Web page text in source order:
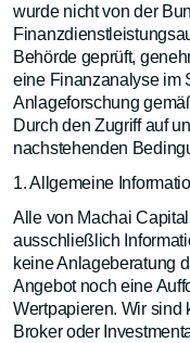
wurde nicht von der
Behörde geprüft,
eine Finanzanalyse im
Anlageforschung
Durch den Zugriff auf
nachstehenden
1. Allgemeine
Alle von Machai
ausschließlich
keine Anlageberatung
Angebot noch eine
Wertpapieren. Wir sind
Broker oder